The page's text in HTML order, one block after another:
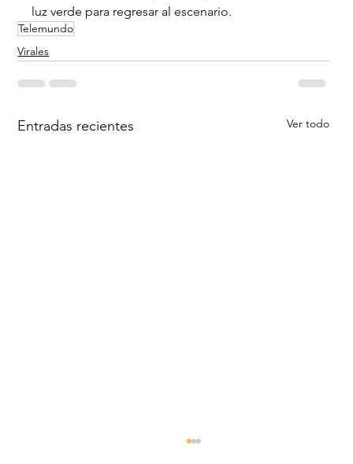
luz verde para regresar al escenario.
Telemundo
Virales
Entradas recientes Ver todo